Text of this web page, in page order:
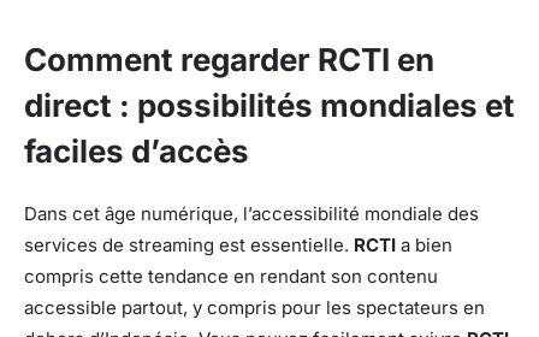
Comment regarder RCTI en
direct : possibilités mondiales et
faciles d’accès
Dans cet âge numérique, l’accessibilité mondiale des
services de streaming est essentielle. RCTI a bien
compris cette tendance en rendant son contenu
accessible partout, y compris pour les spectateurs en